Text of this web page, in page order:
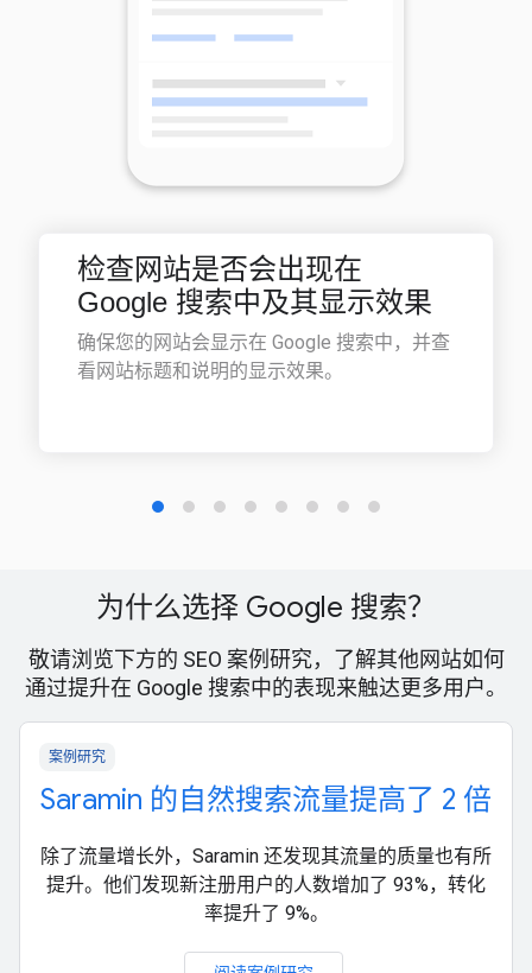
为什么选择 Google 搜索？
敬请浏览下方的 SEO 案例研究，了解其他网站如何
通过提升在 Google 搜索中的表现来触达更多用户。
案例研究
Saramin 的自然搜索流量提高了 2 倍
除了流量增长外，Saramin 还发现其流量的质量也有所
提升。他们发现新注册用户的人数增加了 93%，转化
率提升了 9%。